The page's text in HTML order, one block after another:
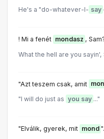
He's a "do-whatever-l- say
! Mi a fenét mondasz ,
What the hell are you sayin',
"Azt teszem csak, amit
"I will do just as you say ..."
"Elválik, gyerek, mit mond ".